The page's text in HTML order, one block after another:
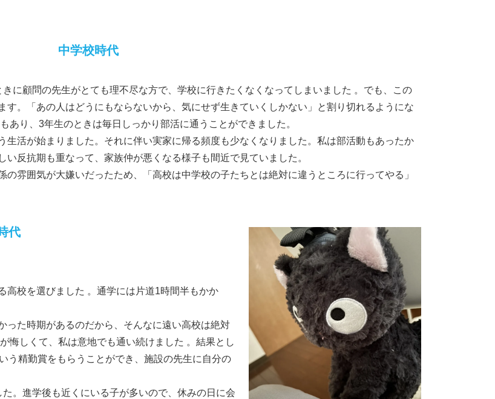
中学校時代
に顧問の先生がとても理不尽な方で、学校に行きたくなくなってしまいました 。でも、この
。「あの人はどうにもならないから、気にせず生きていくしかない」と割り切れるようにな
あり、3年生のときは毎日しっかり部活に通うことができました。
活が始まりました。それに伴い実家に帰る頻度も少なくなりました。私は部活動もあったか
反抗期も重なって、家族仲が悪くなる様子も間近で見ていました。
雰囲気が大嫌いだったため、「高校は中学校の子たちとは絶対に違うところに行ってやる」
代
高校を選びました 。通学には片道1時間半もかか
った時期があるのだから、そんなに遠い高校は絶対
悔しくて、私は意地でも通い続けました 。結果とし
う精勤賞をもらうことができ、施設の先生に自分の
。進学後も近くにいる子が多いので、休みの日に会